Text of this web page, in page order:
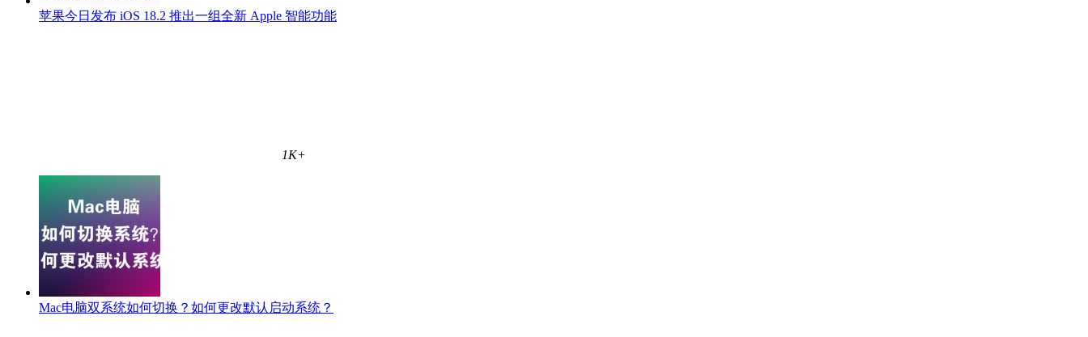
苹果今日发布 iOS 18.2 推出一组全新 Apple 智能功能
1K+
Mac电脑双系统如何切换？如何更改默认启动系统？